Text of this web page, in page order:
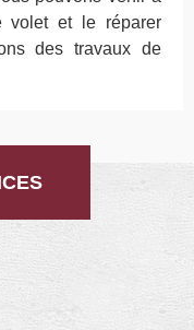
volet et le réparer
des travaux de